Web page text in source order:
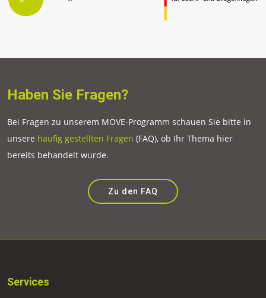
Haben Sie Fragen?
Bei Fragen zu unserem MOVE-Programm schauen Sie bitte in
unsere häufig gestellten Fragen (FAQ), ob Ihr Thema hier
bereits behandelt wurde.
Zu den FAQ
Services